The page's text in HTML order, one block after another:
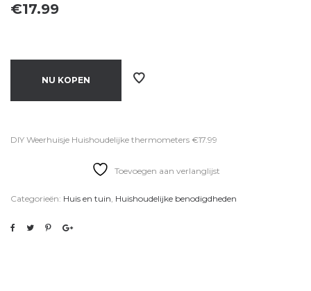
€17.99
NU KOPEN
DIY Weerhuisje Huishoudelijke thermometers €17.99
Toevoegen aan verlanglijst
Categorieën: Huis en tuin, Huishoudelijke benodigdheden